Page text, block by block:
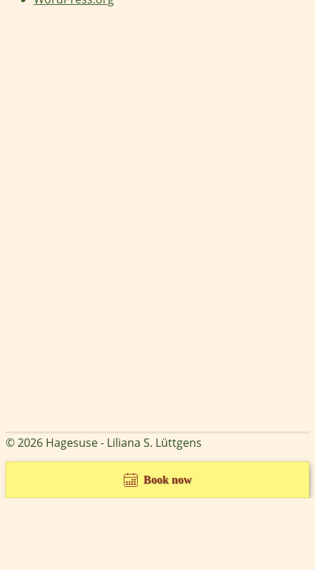
© 2026 Hagesuse - Liliana S. Lüttgens
Book now